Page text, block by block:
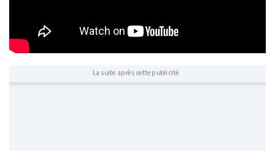
La suite après cette publicité